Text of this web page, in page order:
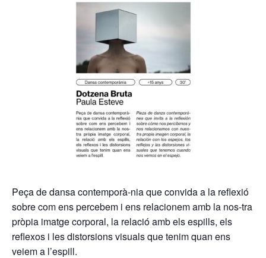
Peça de dansa contemporà-nia que convida a la reflexió
sobre com ens percebem i ens relacionem amb la nos-tra
pròpia imatge corporal, la relació amb els espills, els
reflexos i les distorsions visuals que tenim quan ens
veiem a l’espill.